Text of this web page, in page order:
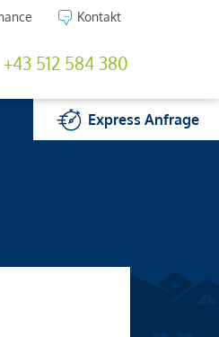
Kontakt
+43 512 584 380
ExpressAnfrage